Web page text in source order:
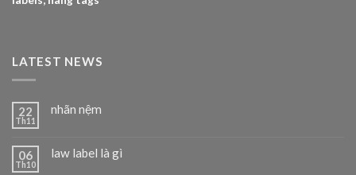
LATEST NEWS
22
Th11
nhãn nệm
06
Th10
law label là gì